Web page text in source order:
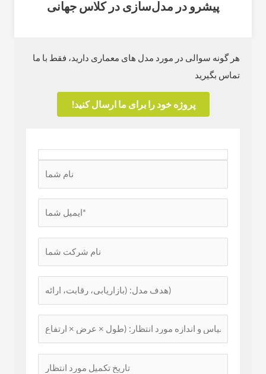
پیشرو در مدل‌سازی در کلاس جهانی
هر گونه سوالی در مورد مدل های معماری دارید، فقط با ما
تماس بگیرید
پروژه خود را برای ما ارسال کنید!